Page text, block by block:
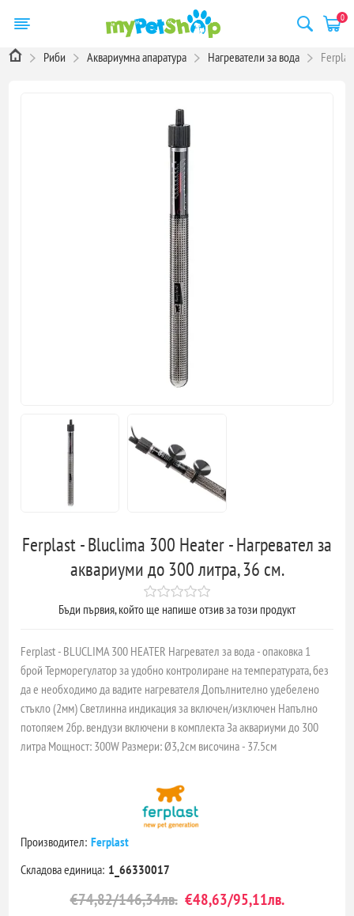
0
Риби Аквариумна апаратура Нагреватели за вода
Ferplast - Bluclima 300 Heater - Нагревател за
аквариуми до 300 литра, 36 см.
Бъди първия, който ще напише отзив за този продукт
Ferplast - BLUCLIMA 300 HEATER Нагревател за вода - опаковка 1
брой Терморегулатор за удобно контролиране на температурата, без
да е необходимо да вадите нагревателя Допълнително удебелено
стъкло (2мм) Светлинна индикация за включен/изключен Напълно
потопяем 2бр. вендузи включени в комплекта За аквариуми до 300
литра Мощност: 300W Размери: Ø3,2см височина - 37.5см
Производител: Ferplast
Складова единица: 1_66330017
€74,82/146,34лв. €48,63/95,11лв.